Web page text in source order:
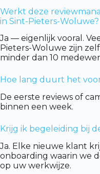
Werkt deze
in Sint-Pieters-Woluwe?
Ja — eigenlijk vooral.
Pieters-Woluwe zijn
minder dan 10
Hoe lang duurt het
De eerste reviews of
binnen een week.
Krijg ik begeleiding bij
Ja. Elke nieuwe klant
onboarding waarin we
op uw werkwijze.